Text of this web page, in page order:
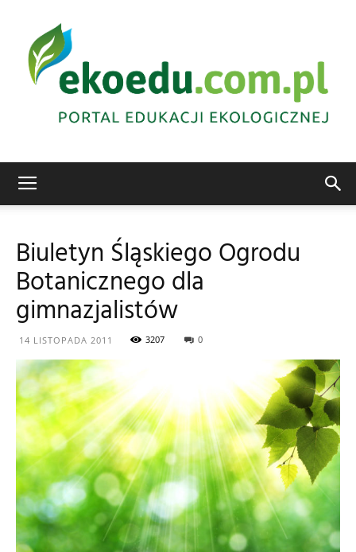
ekologiczna
Abrys
Biuletyn Śląskiego Ogrodu
Botanicznego dla
gimnazjalistów
14 LISTOPADA 2011 3207 0